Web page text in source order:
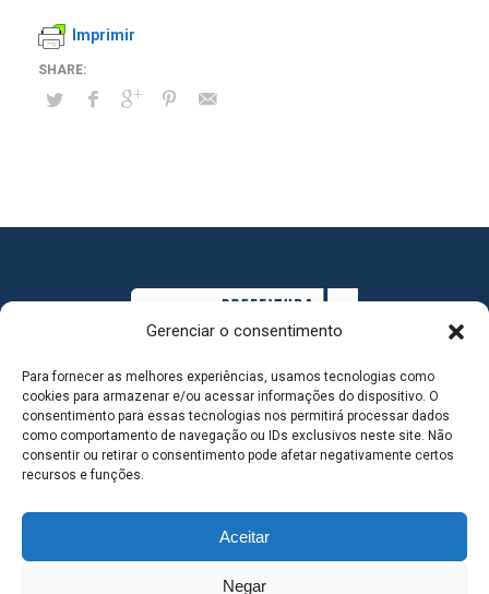
Gerenciar o consentimento
Para fornecer as melhores experiências, usamos tecnologias como
cookies para armazenar e/ou acessar informações do dispositivo. O
consentimento para essas tecnologias nos permitirá processar dados
como comportamento de navegação ou IDs exclusivos neste site. Não
consentir ou retirar o consentimento pode afetar negativamente certos
recursos e funções.
Aceitar
Negar
Imprimir
MAPA DO SITE
SEDE DO ADMINISTRATIVO MUNICIPAL - Avenida